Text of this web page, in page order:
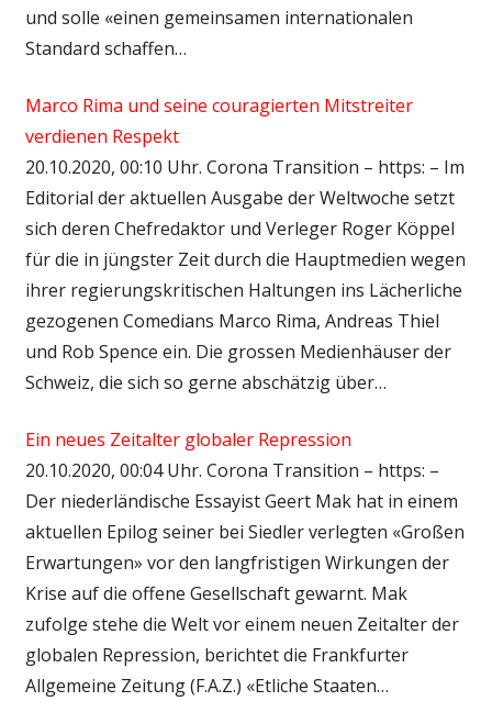
und solle «einen gemeinsamen internationalen
Standard schaffen…
Marco Rima und seine couragierten Mitstreiter
verdienen Respekt
20.10.2020, 00:10 Uhr. Corona Transition – https: – Im
Editorial der aktuellen Ausgabe der Weltwoche setzt
sich deren Chefredaktor und Verleger Roger Köppel
für die in jüngster Zeit durch die Hauptmedien wegen
ihrer regierungskritischen Haltungen ins Lächerliche
gezogenen Comedians Marco Rima, Andreas Thiel
und Rob Spence ein. Die grossen Medienhäuser der
Schweiz, die sich so gerne abschätzig über…
Ein neues Zeitalter globaler Repression
20.10.2020, 00:04 Uhr. Corona Transition – https: –
Der niederländische Essayist Geert Mak hat in einem
aktuellen Epilog seiner bei Siedler verlegten «Großen
Erwartungen» vor den langfristigen Wirkungen der
Krise auf die offene Gesellschaft gewarnt. Mak
zufolge stehe die Welt vor einem neuen Zeitalter der
globalen Repression, berichtet die Frankfurter
Allgemeine Zeitung (F.A.Z.) «Etliche Staaten…